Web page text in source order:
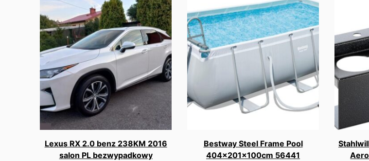
Lexus RX 2.0 benz 238KM 2016
salon PL bezwypadkowy
Bestway Steel Frame Pool
404x201x100cm 56441